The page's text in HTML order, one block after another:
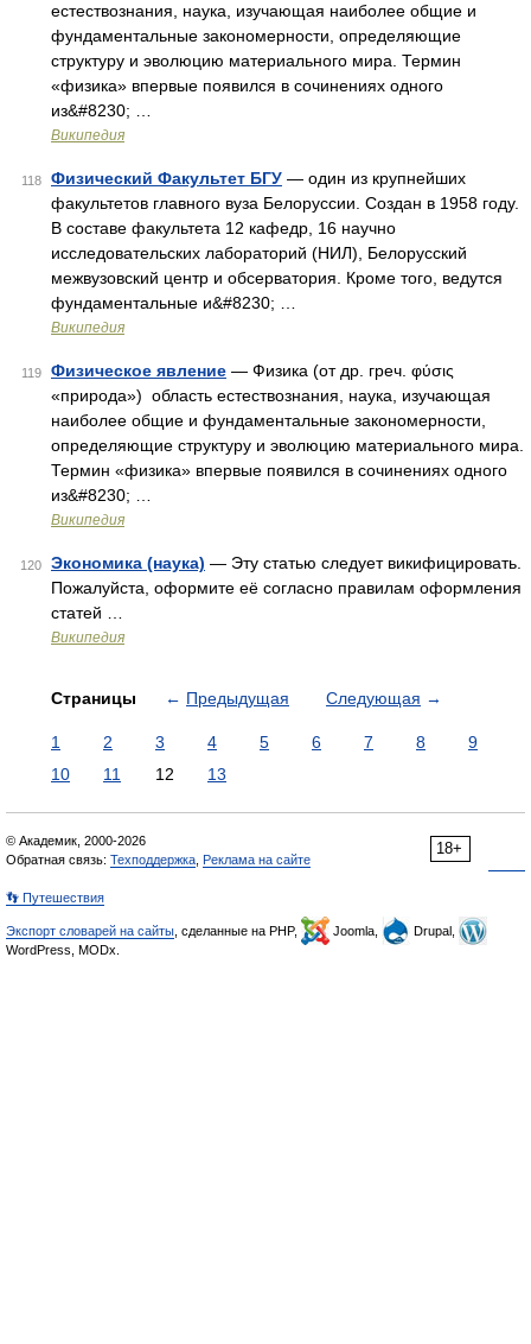
естествознания, наука, изучающая наиболее общие и
фундаментальные закономерности, определяющие
структуру и эволюцию материального мира. Термин
«физика» впервые появился в сочинениях одного
из&#8230; …
Википедия
118 Физический Факультет БГУ — один из крупнейших
факультетов главного вуза Белоруссии. Создан в 1958 году.
В составе факультета 12 кафедр, 16 научно
исследовательских лабораторий (НИЛ), Белорусский
межвузовский центр и обсерватория. Кроме того, ведутся
фундаментальные и&#8230; …
Википедия
119 Физическое явление — Физика (от др. греч. φύσις
«природа») область естествознания, наука, изучающая
наиболее общие и фундаментальные закономерности,
определяющие структуру и эволюцию материального мира.
Термин «физика» впервые появился в сочинениях одного
из&#8230; …
Википедия
120 Экономика (наука) — Эту статью следует викифицировать.
Пожалуйста, оформите её согласно правилам оформления
статей …
Википедия
Страницы ← Предыдущая Следующая →
1 2 3 4 5 6 7 8
9
10
11 12 13
18+
© Академик, 2000-2026
Обратная связь: Техподдержка Реклама на сайте
👣 Путешествия
Экспорт словарей на сайты , сделанные на PHP, Joomla,
Drupal,
WordPress, MODx.